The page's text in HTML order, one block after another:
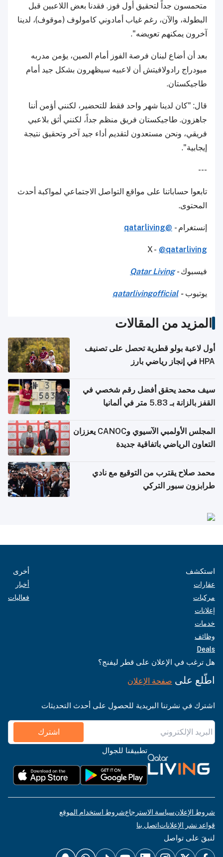
متحمسون جداً لتحقيق أول فوز. فقدنا بعض اللاعبين قبل
البطولة، والآن، رغم غياب أمادوني كامولوف (موقوف)، لدينا
آخرون يمكنهم تعويضه".
بعد أن أضاع لبنان فرصة الفوز أمام الصين، يؤمن مدربه
ميودراج رادولافيتش أن لاعبيه سيظهرون بشكل جيد أمام
طاجيكستان.
قال: "كان لدينا شهر واحد فقط للتحضير، لكنني أؤمن أننا
جاهزون. طاجيكستان فريق منظم جداً، لكنني أثق بلاعبي
فريقي، ونحن مستعدون لتقديم أداء جيد آخر وتحقيق نتيجة
إيجابية".
---
تابعوا حساباتنا على مواقع التواصل الاجتماعي لمواكبة أحدث
المحتوى.
إنستغرام - @qatarliving
X - @qatarliving
فيسبوك -Qatar Living
يوتيوب-
qatarlivingofficial
المزيد من المقالات
أول لاعبة بولو قطرية تحصل على تصنيف
HPA في إنجاز رياضي بارز
سيف محمد يحقق أفضل رقم شخصي في
القفز بالزانة بـ 5.83 متر في ألمانيا
المجلس الأولمبي الآسيوي وCANOC يعززان
التعاون الرياضي باتفاقية جديدة
محمد صلاح يقترب من التوقيع مع نادي
طرابزون سبور التركي
استكشف
عقارات
مركبات
إعلانات
خدمات
وظائف
Deals
أخرى
أخبار
فعاليات
هل ترغب في الإعلان على قطر ليفنج؟
اطّلع على صفحة الإعلان
اشترك في نشرتنا البريدية للحصول على أحدث التحديثات
اشترك
تطبيقنا للجوال
شروط الإعلانسياسة الاسترجاعشروط استخدام الموقع
قواعد نشر الإعلاناتاتصل بنا
لنبقَ على تواصل